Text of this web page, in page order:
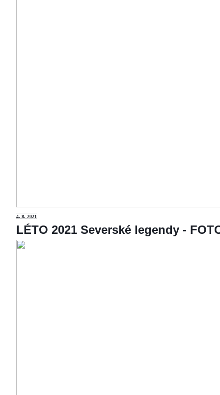
4. 8. 2021
LÉTO 2021 Severské legendy -